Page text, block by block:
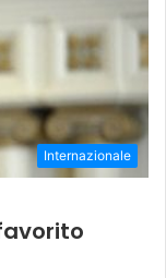
Internazionale